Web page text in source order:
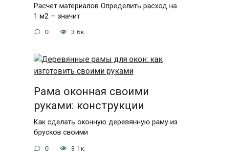
Расчет материалов Определить расход на
1 м2 — значит
0 3.6к.
Рама оконная своими
руками: конструкции
Как сделать оконную деревянную раму из
брусков своими
0 3.1к.